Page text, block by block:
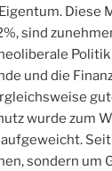
Diese
sind
und die
wurde zum
sondern um